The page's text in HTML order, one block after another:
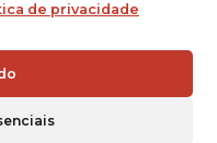
de privacidade